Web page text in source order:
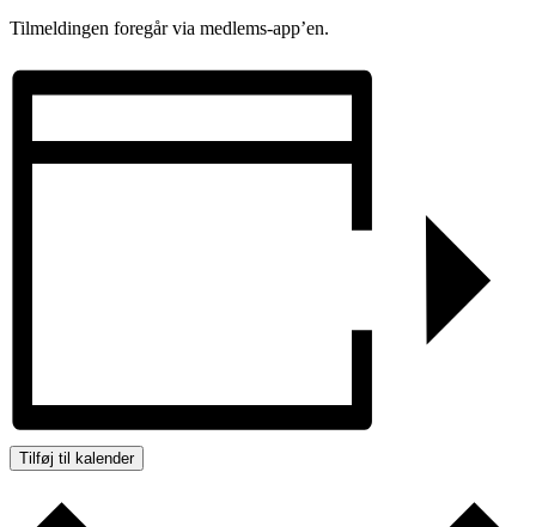
Tilmeldingen foregår via medlems-app’en.
Tilføj til kalender